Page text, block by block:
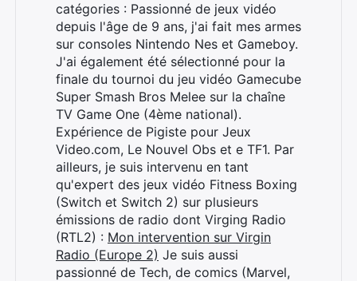
catégories : Passionné de jeux vidéo
depuis l'âge de 9 ans, j'ai fait mes armes
sur consoles Nintendo Nes et Gameboy.
J'ai également été sélectionné pour la
finale du tournoi du jeu vidéo Gamecube
Super Smash Bros Melee sur la chaîne
TV Game One (4ème national).
Expérience de Pigiste pour Jeux
Video.com, Le Nouvel Obs et e TF1. Par
ailleurs, je suis intervenu en tant
qu'expert des jeux vidéo Fitness Boxing
(Switch et Switch 2) sur plusieurs
émissions de radio dont Virging Radio
(RTL2) : Mon intervention sur Virgin
Radio (Europe 2) Je suis aussi
passionné de Tech, de comics (Marvel,